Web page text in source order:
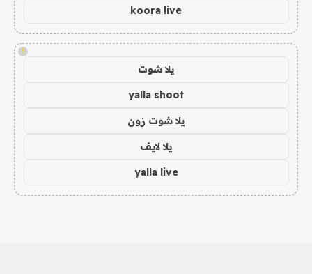
koora live
!
يلا شوت
yalla shoot
يلا شوت زون
يلا لايف
yalla live